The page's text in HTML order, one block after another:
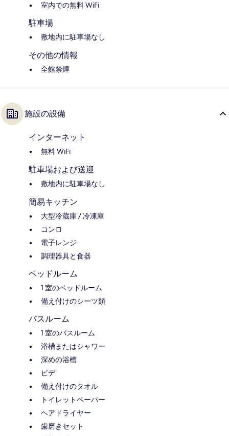
室内での無料 WiFi
駐車場
敷地内に駐車場なし
その他の情報
全館禁煙
施設の設備
インターネット
無料 WiFi
駐車場および送迎
敷地内に駐車場なし
簡易キッチン
大型冷蔵庫 / 冷凍庫
コンロ
電子レンジ
調理器具と食器
ベッドルーム
1 室のベッドルーム
備え付けのシーツ類
バスルーム
1 室のバスルーム
浴槽またはシャワー
深めの浴槽
ビデ
備え付けのタオル
トイレットペーパー
ヘアドライヤー
歯磨きセット